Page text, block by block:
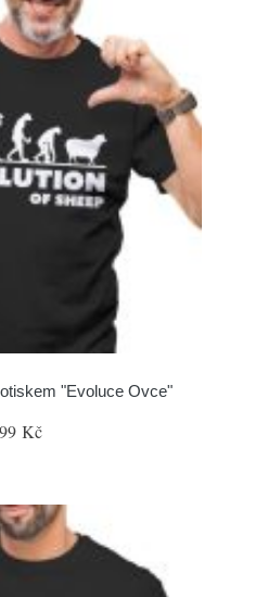
"Evoluce Ovce"
Kč